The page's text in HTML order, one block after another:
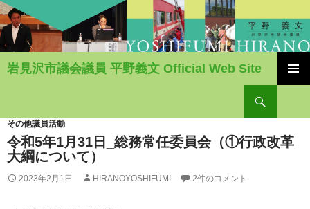
岩見沢市議会議員 平野義文 Official Web Site
ン
ツ
へ
移
動
その他議員活動
令和5年1月31日_総務常任委員会（①行政改革
大綱について）
2023年2月1日 HIRANOYOSHIFUMI 2件のコメント